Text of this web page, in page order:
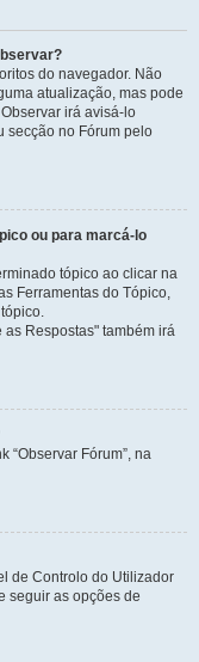
do navegador. Não
atualização, mas pode
irá avisá-lo
secção no Fórum pelo
ou para marcá-lo
tópico ao clicar na
Ferramentas do Tópico,
Respostas" também irá
“Observar Fórum”, na
de Controlo do Utilizador
seguir as opções de